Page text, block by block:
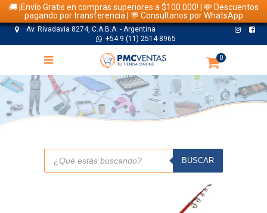
🚚 ¡Envío Gratis en compras superiores a $100.000! | 💸 Descuentos
pagando por transferencia | 💬 Consultanos por WhatsApp
Av. Rivadavia 8274, C.A.B.A. - Argentina
+54 9 (11) 2514-8965
0
TIENDA
Búsqueda
productos
BUSCAR